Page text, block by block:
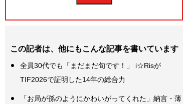
この記者は、他にもこんな記事を書いています
全員30代でも「まだまだ旬です！」 i☆Risが
TIF2026で証明した14年の総合力
「お局が孫のようにかわいがってくれた」納言・薄